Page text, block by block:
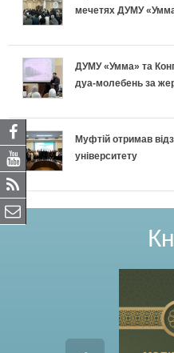
мечетях ДУМУ
ДУМУ «Умма» та
дуа-молебень за
Муфтій отримав
університету